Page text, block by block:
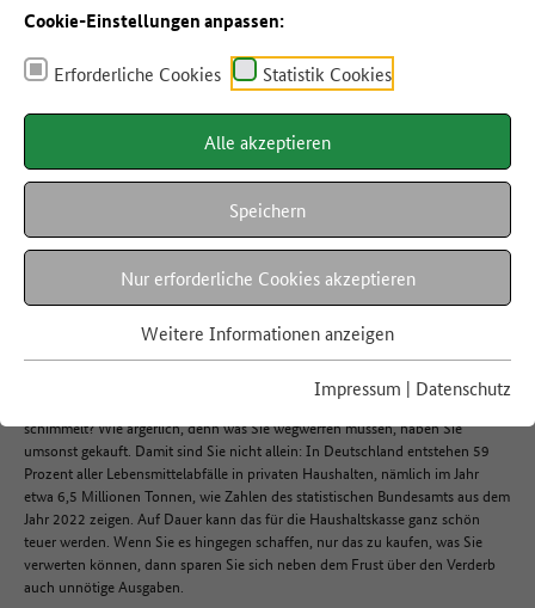
Cookie-Einstellungen anpassen:
Erforderliche Cookies Statistik Cookies
Alle akzeptieren
Speichern
Nur erforderliche Cookies akzeptieren
Weitere Informationen anzeigen
Impressum | Datenschutz
Wer Lebensmittel rettet, ist
klar im Vorteil
29.11.2023
Warum ist es eigentlich so wichtig, die Lebensmittelverschwendung zu
reduzieren? Resteverwertung ist nicht nur gut für Umwelt und Klima – sie
macht auch kreativ und ist ein richtiger Spartipp.
Weniger Wegwerfen ist gut für Ihren Geldbeutel
Ihnen fällt beim Blick in den Kühlschrank auf, dass ein Joghurt bereits
schimmelt? Wie ärgerlich, denn was Sie wegwerfen müssen, haben Sie
umsonst gekauft. Damit sind Sie nicht allein: In Deutschland entstehen 59
Prozent aller Lebensmittelabfälle in privaten Haushalten, nämlich im Jahr
etwa 6,5 Millionen Tonnen, wie Zahlen des statistischen Bundesamts aus dem
Jahr 2022 zeigen. Auf Dauer kann das für die Haushaltskasse ganz schön
teuer werden. Wenn Sie es hingegen schaffen, nur das zu kaufen, was Sie
verwerten können, dann sparen Sie sich neben dem Frust über den Verderb
auch unnötige Ausgaben.